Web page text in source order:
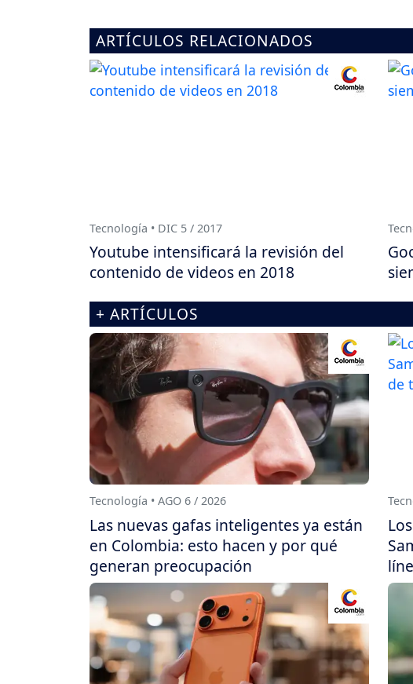
ARTÍCULOS RELACIONADOS
Tecnología • DIC 5 / 2017
Youtube intensificará la revisión del
contenido de videos en 2018
+ ARTÍCULOS
Tecnología • AGO 6 / 2026
Las nuevas gafas inteligentes ya están
en Colombia: esto hacen y por qué
generan preocupación